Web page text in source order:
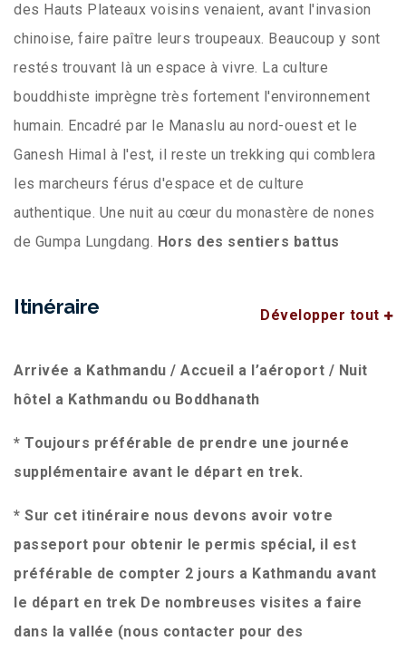
des Hauts Plateaux voisins venaient, avant l'invasion
chinoise, faire paître leurs troupeaux. Beaucoup y sont
restés trouvant là un espace à vivre. La culture
bouddhiste imprègne très fortement l'environnement
humain. Encadré par le Manaslu au nord-ouest et le
Ganesh Himal à l'est, il reste un trekking qui comblera
les marcheurs férus d'espace et de culture
authentique. Une nuit au cœur du monastère de nones
de Gumpa Lungdang. Hors des sentiers battus
Itinéraire Développer tout
Arrivée a Kathmandu / Accueil a l’aéroport / Nuit
hôtel a Kathmandu ou Boddhanath
* Toujours préférable de prendre une journée
supplémentaire avant le départ en trek.
* Sur cet itinéraire nous devons avoir votre
passeport pour obtenir le permis spécial, il est
préférable de compter 2 jours a Kathmandu avant
le départ en trek De nombreuses visites a faire
dans la vallée (nous contacter pour des